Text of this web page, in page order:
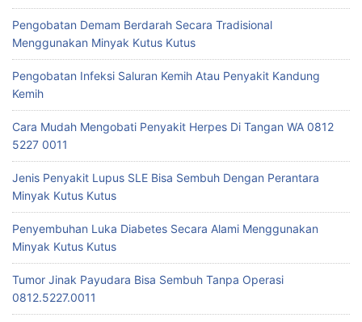
Pengobatan Demam Berdarah Secara Tradisional
Menggunakan Minyak Kutus Kutus
Pengobatan Infeksi Saluran Kemih Atau Penyakit Kandung
Kemih
Cara Mudah Mengobati Penyakit Herpes Di Tangan WA 0812
5227 0011
Jenis Penyakit Lupus SLE Bisa Sembuh Dengan Perantara
Minyak Kutus Kutus
Penyembuhan Luka Diabetes Secara Alami Menggunakan
Minyak Kutus Kutus
Tumor Jinak Payudara Bisa Sembuh Tanpa Operasi
0812.5227.0011